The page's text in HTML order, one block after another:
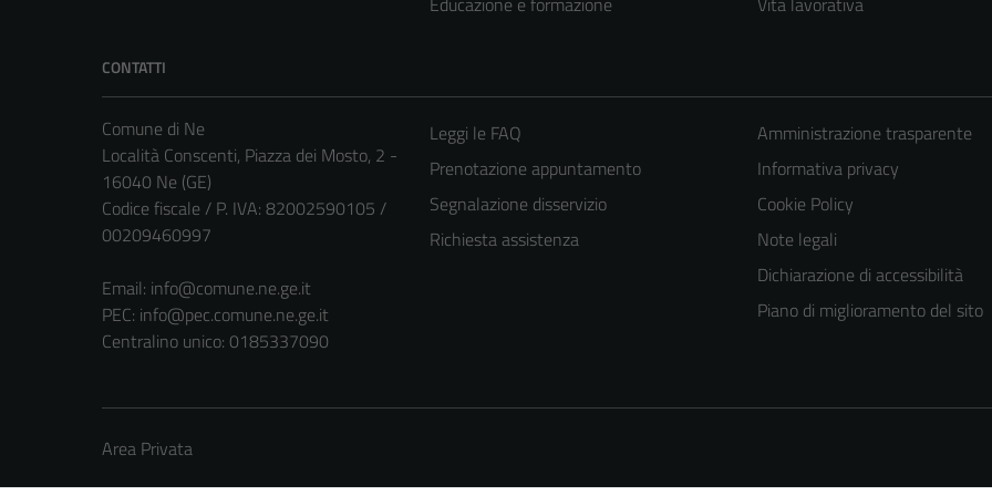
CONTATTI
Comune di Ne
Località Conscenti, Piazza dei Mosto, 2 -
16040 Ne (GE)
Codice fiscale / P. IVA: 82002590105 /
00209460997
Email: info@comune.ne.ge.it
PEC: info@pec.comune.ne.ge.it
Centralino unico: 0185337090
Leggi le FAQ
Prenotazione appuntamento
Segnalazione disservizio
Richiesta assistenza
Amministrazione trasparente
Informativa privacy
Cookie Policy
Note legali
Dichiarazione di accessibilità
Piano di miglioramento del sito
Area Privata